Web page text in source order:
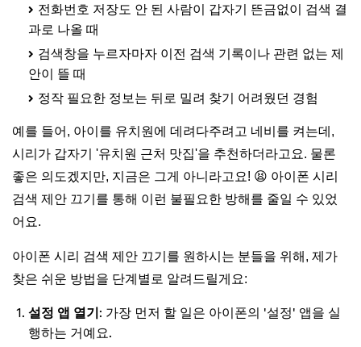
전화번호 저장도 안 된 사람이 갑자기 뜬금없이 검색 결
과로 나올 때
검색창을 누르자마자 이전 검색 기록이나 관련 없는 제
안이 뜰 때
정작 필요한 정보는 뒤로 밀려 찾기 어려웠던 경험
예를 들어, 아이를 유치원에 데려다주려고 네비를 켜는데,
시리가 갑자기 '유치원 근처 맛집'을 추천하더라고요. 물론
좋은 의도겠지만, 지금은 그게 아니라고요! 😫 아이폰 시리
검색 제안 끄기를 통해 이런 불필요한 방해를 줄일 수 있었
어요.
아이폰 시리 검색 제안 끄기를 원하시는 분들을 위해, 제가
찾은 쉬운 방법을 단계별로 알려드릴게요:
설정 앱 열기: 가장 먼저 할 일은 아이폰의 '설정' 앱을 실
행하는 거예요.